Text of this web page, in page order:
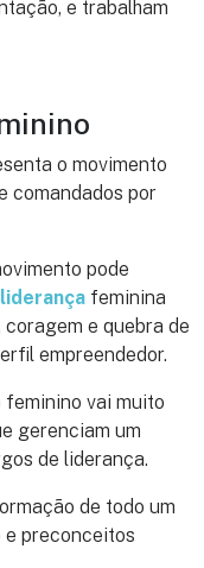
e trabalham
o movimento
comandados por
pode
liderança feminina
e quebra de
empreendedor.
feminino vai muito
gerenciam um
de liderança.
de todo um
e preconceitos